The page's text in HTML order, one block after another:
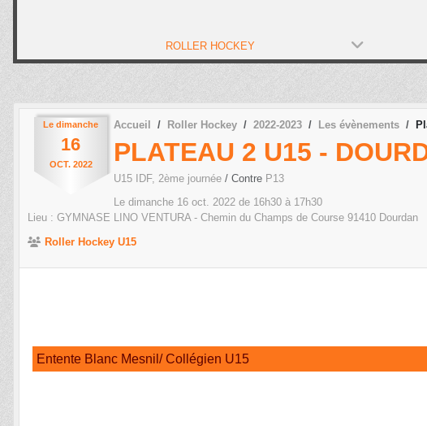
ROLLER HOCKEY
Le dimanche
16
OCT. 2022
Accueil Roller Hockey 2022-2023 Les évènements
PLATEAU 2 U15 -
U15 IDF, 2ème journée / Contre P13
Le dimanche 16 oct. 2022 de 16h30 à 17h30
Lieu : GYMNASE LINO VENTURA - Chemin du Champs de Course 91410 Dourdan
Roller Hockey U15
Entente Blanc Mesnil/ Collégien U15